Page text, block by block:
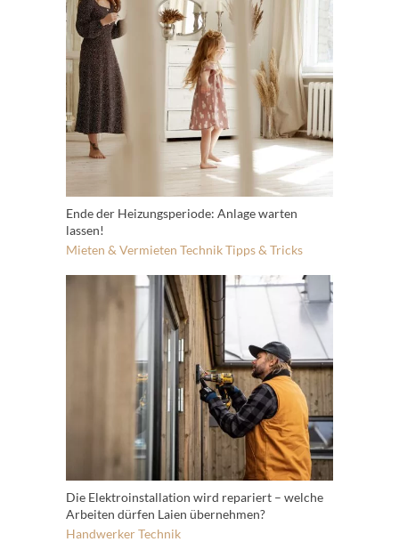
Ende der Heizungsperiode: Anlage warten
lassen!
Mieten & Vermieten TechnikTipps & Tricks
Die Elektroinstallation wird repariert – welche
Arbeiten dürfen Laien übernehmen?
HandwerkerTechnik